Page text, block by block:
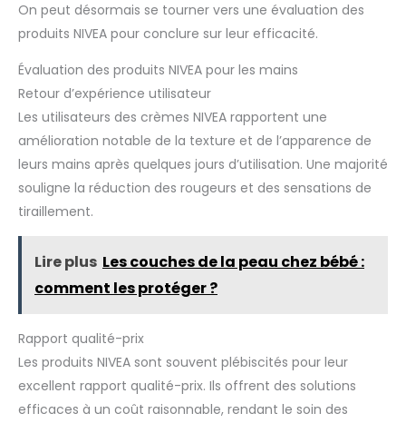
On peut désormais se tourner vers une évaluation des
produits NIVEA pour conclure sur leur efficacité.
Évaluation des produits NIVEA pour les mains
Retour d’expérience utilisateur
Les utilisateurs des crèmes NIVEA rapportent une
amélioration notable de la texture et de l’apparence de
leurs mains après quelques jours d’utilisation. Une majorité
souligne la réduction des rougeurs et des sensations de
tiraillement.
Lire plus Les couches de la peau chez bébé :
comment les protéger ?
Rapport qualité-prix
Les produits NIVEA sont souvent plébiscités pour leur
excellent rapport qualité-prix. Ils offrent des solutions
efficaces à un coût raisonnable, rendant le soin des